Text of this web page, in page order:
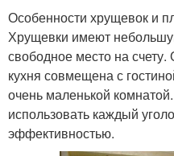
Особенности хрущевок и
Хрущевки имеют
свободное место на
кухня совмещена с
очень маленькой
использовать каждый
эффективностью.